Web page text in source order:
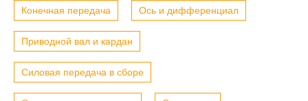
Конечная передача Ось и дифференциал
Приводной вал и кардан
Силовая передача в сборе